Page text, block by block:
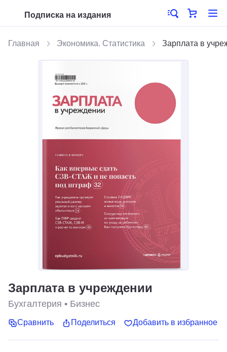
Подписка на издания
Главная Экономика. Статистика Зарплата в
Зарплата в учреждении
Бухгалтерия • Бизнес
Сравнить Поделиться Добавить в избранное